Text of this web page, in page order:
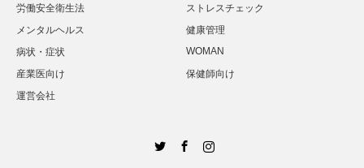
労働安全衛生法
ストレスチェック
メンタルヘルス
健康管理
病状・症状
WOMAN
産業医向け
保健師向け
運営会社